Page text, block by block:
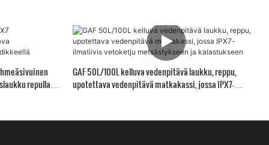
repulla ja
GAF 50L/100L kelluva vedenpitävä laukku, reppu,
upotettava vedenpitävä matkakassi, jossa IPX7-